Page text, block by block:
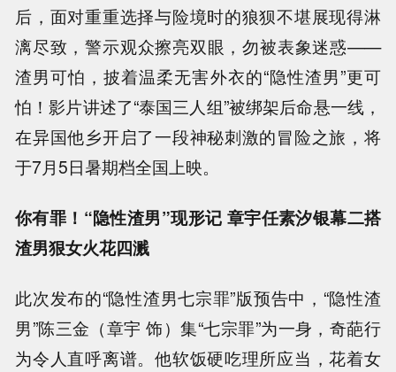
后，面对重重选择与险境时的狼狈不堪展现得淋
漓尽致，警示观众擦亮双眼，勿被表象迷惑——
渣男可怕，披着温柔无害外衣的“隐性渣男”更可
怕！影片讲述了“泰国三人组”被绑架后命悬一线，
在异国他乡开启了一段神秘刺激的冒险之旅，将
于7月5日暑期档全国上映。
你有罪！“隐性渣男”现形记 章宇任素汐银幕二搭
渣男狠女火花四溅
此次发布的“隐性渣男七宗罪”版预告中，“隐性渣
男”陈三金（章宇 饰）集“七宗罪”为一身，奇葩行
为令人直呼离谱。他软饭硬吃理所应当，花着女